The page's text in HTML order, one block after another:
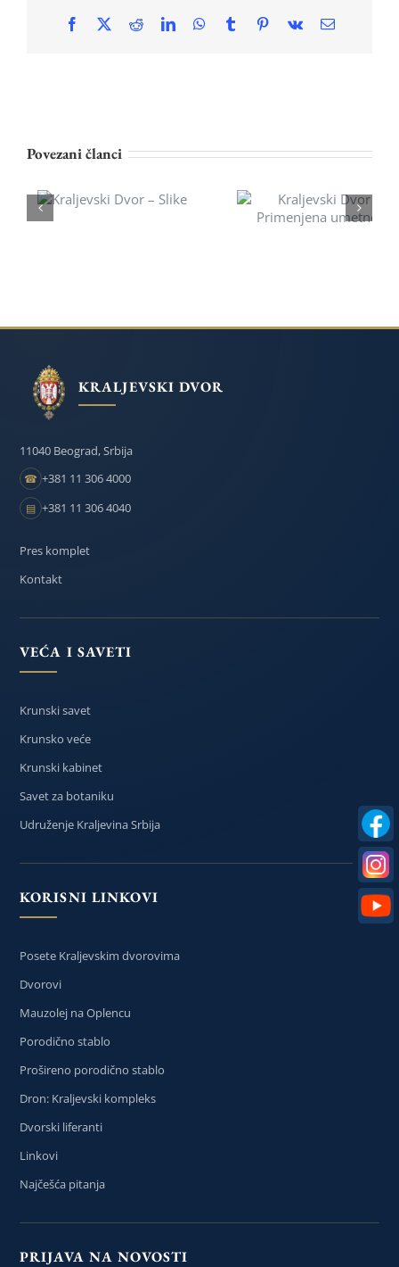
Facebook
X RedditLinkedInWhatsApp
TumblrPinterest
Vk Email
Povezani članci
Kraljevski Dvor –
Kraljevski Dvor –
Primenjena umetnost
KRALJEVSKI DVOR
11040 Beograd, Srbija
☎ +381 11 306 4000
▤ +381 11 306 4040
Pres komplet
Kontakt
VEĆA I SAVETI
Krunski savet
Krunsko veće
Krunski kabinet
Savet za botaniku
Udruženje Kraljevina Srbija
KORISNI LINKOVI
Posete Kraljevskim dvorovima
Dvorovi
Mauzolej na Oplencu
Porodično stablo
Prošireno porodično stablo
Dron: Kraljevski kompleks
Dvorski liferanti
Linkovi
Najčešća pitanja
PRIJAVA NA NOVOSTI